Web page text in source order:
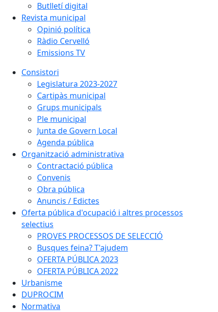
Butlletí digital
Revista municipal
Opinió política
Ràdio Cervelló
Emissions TV
Consistori
Legislatura 2023-2027
Cartipàs municipal
Grups municipals
Ple municipal
Junta de Govern Local
Agenda pública
Organització administrativa
Contractació pública
Convenis
Obra pública
Anuncis / Edictes
Oferta pública d'ocupació i altres processos
selectius
PROVES PROCESSOS DE SELECCIÓ
Busques feina? T'ajudem
OFERTA PÚBLICA 2023
OFERTA PÚBLICA 2022
Urbanisme
DUPROCIM
Normativa